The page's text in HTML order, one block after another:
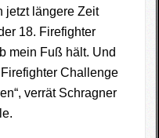
jetzt längere Zeit
18. Firefighter
mein Fuß hält. Und
Challenge
verrät Schragner